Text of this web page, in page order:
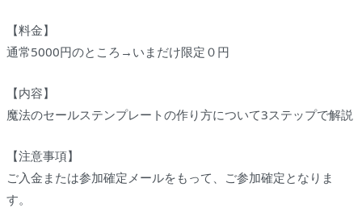
【料金】
通常5000円のところ→いまだけ限定０円
【内容】
魔法のセールステンプレートの作り方について3ステップで解説
【注意事項】
ご入金または参加確定メールをもって、ご参加確定となりま
す。